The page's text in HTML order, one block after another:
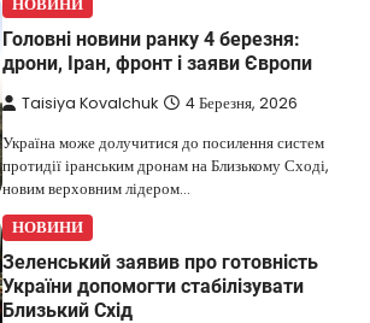
НОВИНИ
Головні новини ранку 4 березня:
дрони, Іран, фронт і заяви Європи
Taisiya Kovalchuk 4 Березня, 2026
Україна може долучитися до посилення систем
протидії іранським дронам на Близькому Сході,
новим верховним лідером…
НОВИНИ
Зеленський заявив про готовність
України допомогти стабілізувати
Близький Схід